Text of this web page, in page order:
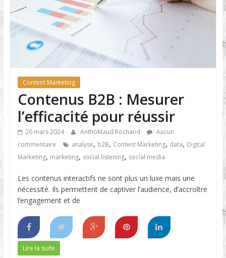
Content Marketing
Contenus B2B : Mesurer
l’efficacité pour réussir
20 mars 2024 AnthoMaud Rochand
Aucun
commentaire
analyse, b2B, Content Marketing, data, Digital
Marketing, marketing, social listening, social media
Les contenus interactifs ne sont plus un luxe mais une
nécessité. Ils permettent de captiver l’audience, d’accroître
l’engagement et de
Lire la suite